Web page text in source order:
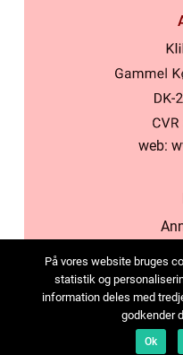
web:
På vores website bruges
statistik og
information deles med
godkender
Ok